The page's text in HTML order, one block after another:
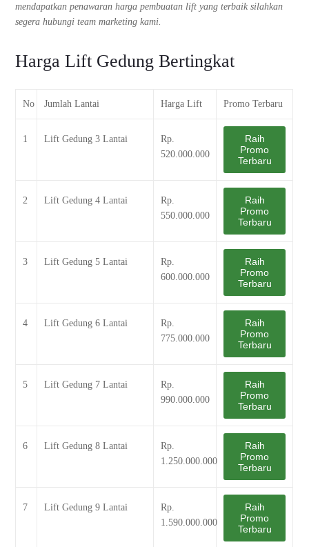
mendapatkan penawaran harga pembuatan lift yang terbaik silahkan
segera hubungi team marketing kami.
Harga Lift Gedung Bertingkat
No Jumlah Lantai Harga Lift Promo Terbaru
1 Lift Gedung 3 Lantai
Rp.
520.000.000
Raih
Promo
Terbaru
2 Lift Gedung 4 Lantai
Rp.
550.000.000
Raih
Promo
Terbaru
3 Lift Gedung 5 Lantai
Rp.
600.000.000
Raih
Promo
Terbaru
4 Lift Gedung 6 Lantai
Rp.
775.000.000
Raih
Promo
Terbaru
5 Lift Gedung 7 Lantai
Rp.
990.000.000
Raih
Promo
Terbaru
6 Lift Gedung 8 Lantai
Rp.
1.250.000.000
Raih
Promo
Terbaru
7 Lift Gedung 9 Lantai
Rp.
1.590.000.000
Raih
Promo
Terbaru